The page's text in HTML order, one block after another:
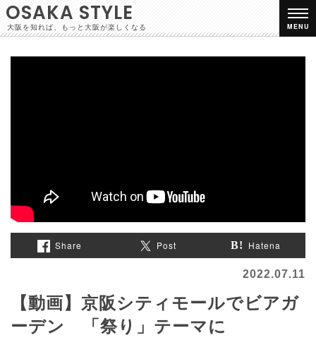
OSAKA STYLE
大阪を知れば、もっと大阪が楽しくなる MENU
Share Post Hatena
2022.07.11
【動画】京阪シティモールでビアガ
ーデン 「祭り」テーマに